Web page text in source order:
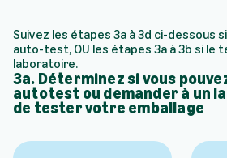
Suivez les étapes 3a à 3d ci-dessous
auto-test, OU les étapes 3a à 3b si
laboratoire.
3a. Déterminez si vous
autotest ou demander à un
de tester votre emballage